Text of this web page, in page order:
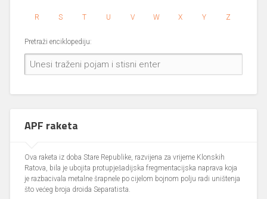
R S T U V W X Y Z
Pretraži enciklopediju:
APF raketa
Ova raketa iz doba Stare Republike, razvijena za vrijeme Klonskih
Ratova, bila je ubojita protupješadijska fregmentacijska naprava koja
je razbacivala metalne šrapnele po cijelom bojnom polju radi uništenja
što većeg broja droida Separatista.